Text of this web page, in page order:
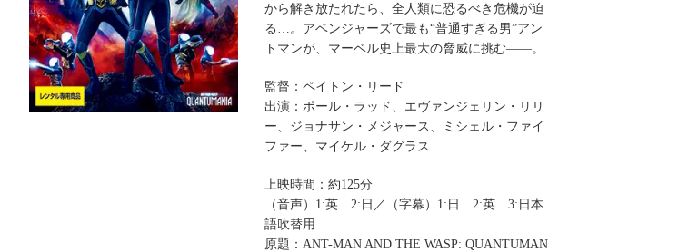
から解き放たれたら、全人類に恐るべき危機が迫
る…。アベンジャーズで最も“普通すぎる男”アン
トマンが、マーベル史上最大の脅威に挑む――。
監督：ペイトン・リード
出演：ポール・ラッド、エヴァンジェリン・リリ
ー、ジョナサン・メジャース、ミシェル・ファイ
ファー、マイケル・ダグラス
上映時間：約125分
（音声）1:英 2:日／（字幕）1:日 2:英 3:日本
語吹替用
原題：ANT-MAN AND THE WASP: QUANTUMAN